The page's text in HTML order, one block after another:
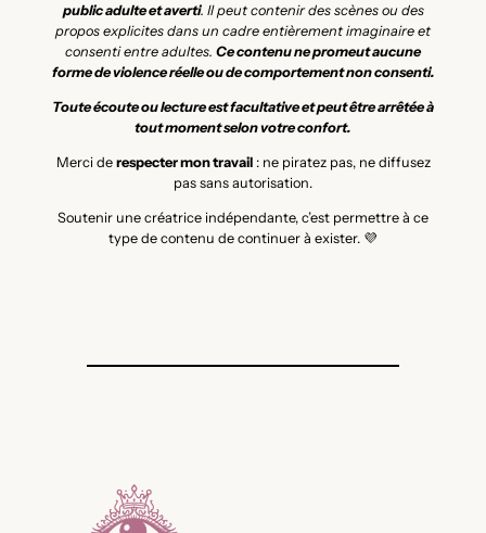
public adulte et averti. Il peut contenir des scènes ou des
propos explicites dans un cadre entièrement imaginaire et
consenti entre adultes. Ce contenu ne promeut aucune
forme de violence réelle ou de comportement non consenti.
Toute écoute ou lecture est facultative et peut être arrêtée à
tout moment selon votre confort.
Merci de respecter mon travail: ne piratez pas, ne diffusez
pas sans autorisation.
Soutenir une créatrice indépendante, c’est permettre à ce
type de contenu de continuer à exister. 💜